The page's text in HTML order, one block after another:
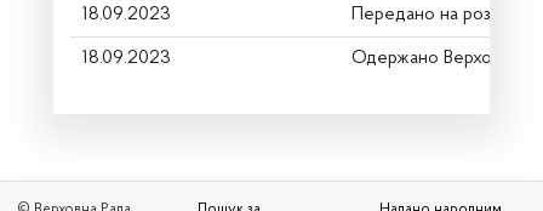
18.09.2023 Передано на розгляд
18.09.2023 Одержано Верховною